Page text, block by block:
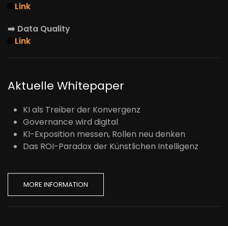
Link
➡️ Data Quality
Link
Aktuelle Whitepaper
KI als Treiber der Konvergenz
Governance wird digital
KI-Exposition messen, Rollen neu denken
Das ROI-Paradox der Künstlichen Intelligenz
MORE INFORMATION